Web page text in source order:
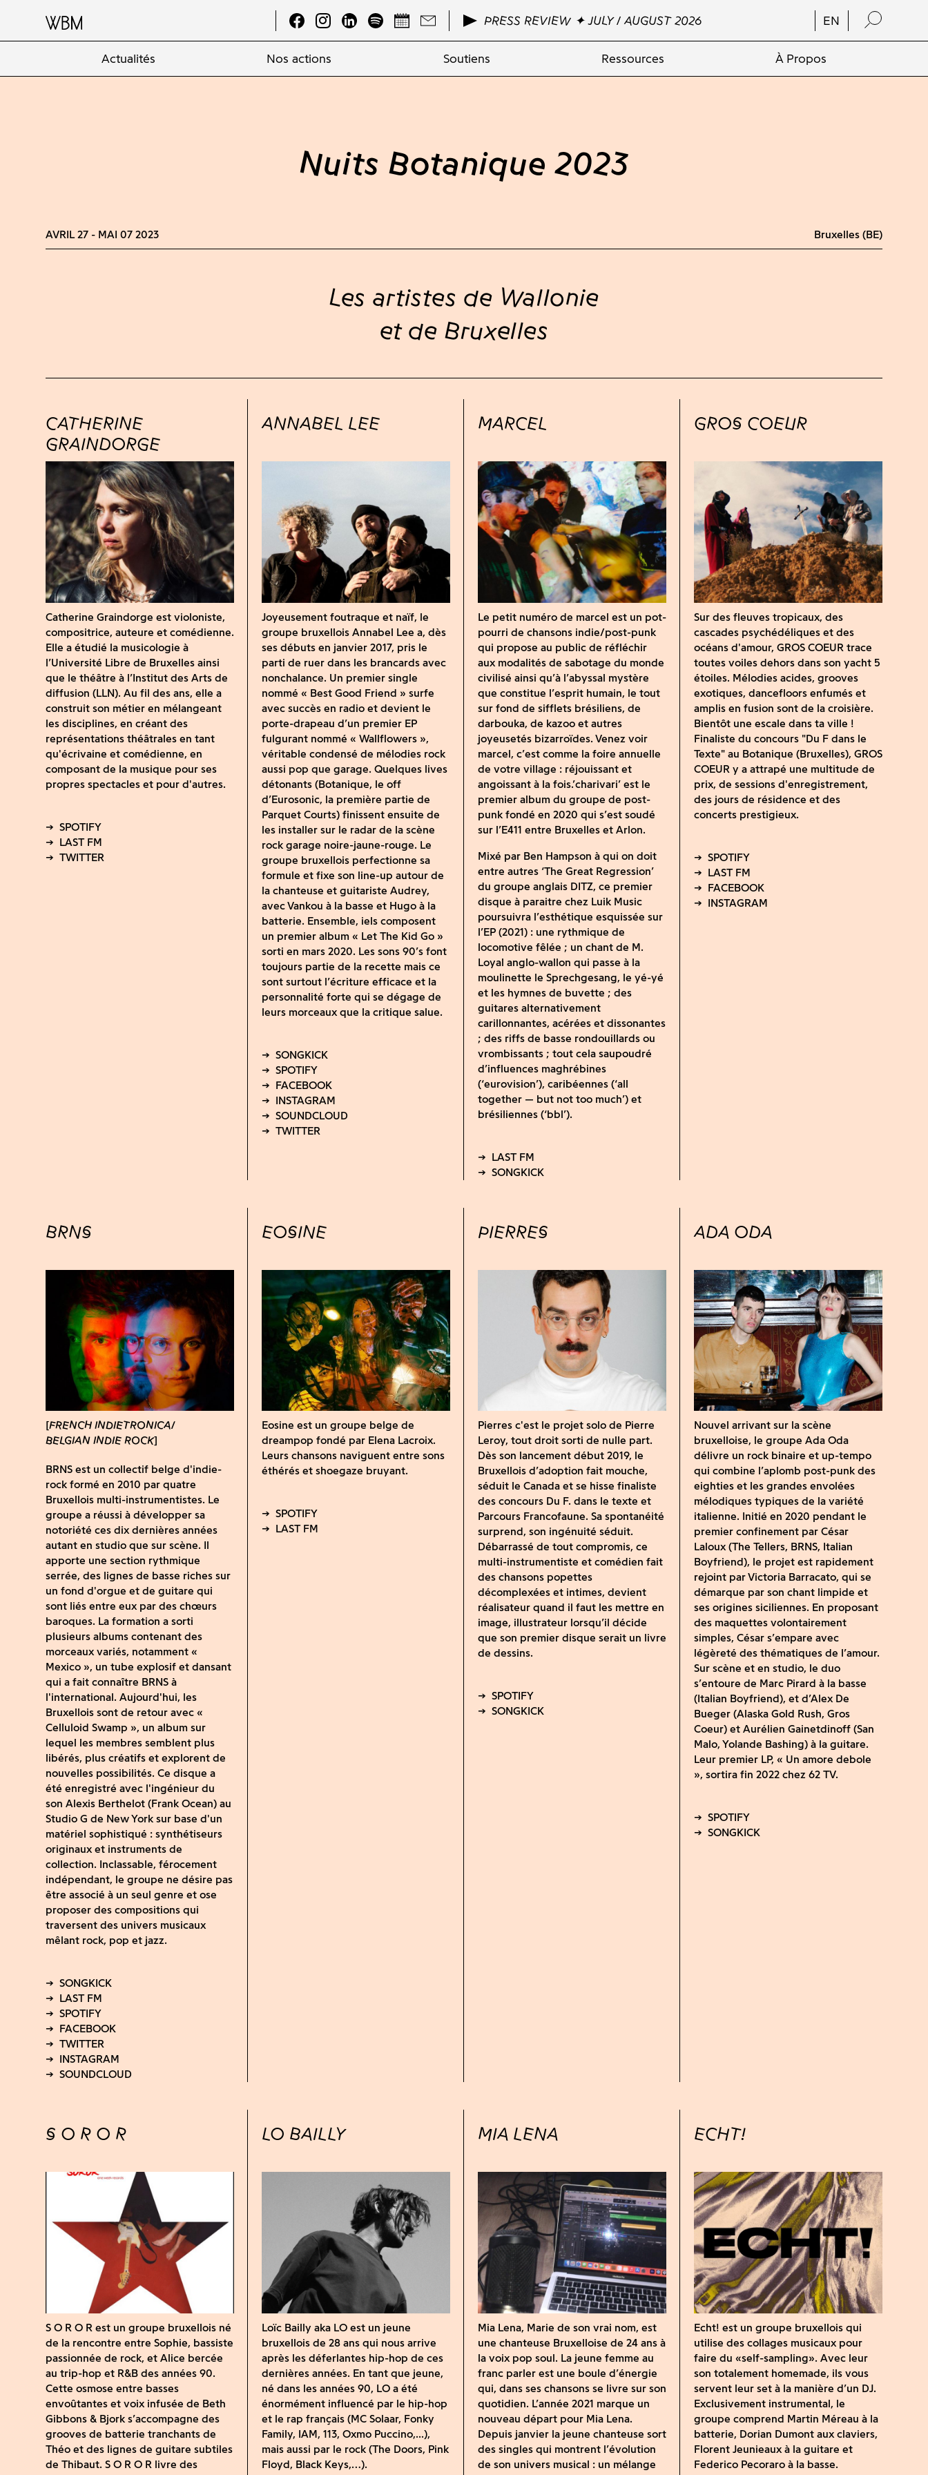
PRESS REVIEW ✦ JULY / AUGUST 2026 EN
Actualités Nos actions Soutiens Ressources À Propos
Nuits Botanique 2023
AVRIL 27 - MAI 07 2023 Bruxelles (BE)
Les artistes de Wallonie
et de Bruxelles
CATHERINE
GRAINDORGE
Catherine Graindorge est violoniste,
compositrice, auteure et comédienne.
Elle a étudié la musicologie à
l’Université Libre de Bruxelles ainsi
que le théâtre à l’Institut des Arts de
diffusion (LLN). Au fil des ans, elle a
construit son métier en mélangeant
les disciplines, en créant des
représentations théâtrales en tant
qu'écrivaine et comédienne, en
composant de la musique pour ses
propres spectacles et pour d'autres.
ANNABEL LEE
Joyeusement foutraque et naïf, le
groupe bruxellois Annabel Lee a, dès
ses débuts en janvier 2017, pris le
parti de ruer dans les brancards avec
nonchalance. Un premier single
nommé « Best Good Friend » surfe
avec succès en radio et devient le
porte-drapeau d’un premier EP
fulgurant nommé « Wallflowers »,
véritable condensé de mélodies rock
aussi pop que garage. Quelques lives
détonants (Botanique, le off
d’Eurosonic, la première partie de
Parquet Courts) finissent ensuite de
les installer sur le radar de la scène
rock garage noire-jaune-rouge. Le
groupe bruxellois perfectionne sa
formule et fixe son line-up autour de
la chanteuse et guitariste Audrey,
avec Vankou à la basse et Hugo à la
batterie. Ensemble, iels composent
un premier album « Let The Kid Go »
sorti en mars 2020. Les sons 90’s font
toujours partie de la recette mais ce
sont surtout l’écriture efficace et la
personnalité forte qui se dégage de
leurs morceaux que la critique salue.
MARCEL
Le petit numéro de marcel est un pot-
pourri de chansons indie/post-punk
qui propose au public de réfléchir
aux modalités de sabotage du monde
civilisé ainsi qu’à l’abyssal mystère
que constitue l’esprit humain, le tout
sur fond de sifflets brésiliens, de
darbouka, de kazoo et autres
joyeusetés bizarroïdes. Venez voir
marcel, c’est comme la foire annuelle
de votre village : réjouissant et
angoissant à la fois.’charivari’ est le
premier album du groupe de post-
punk fondé en 2020 qui s’est soudé
sur l’E411 entre Bruxelles et Arlon.
Mixé par Ben Hampson à qui on doit
entre autres ‘The Great Regression’
du groupe anglais DITZ, ce premier
disque à paraitre chez Luik Music
poursuivra l’esthétique esquissée sur
l’EP (2021) : une rythmique de
locomotive fêlée ; un chant de M.
Loyal anglo-wallon qui passe à la
moulinette le Sprechgesang, le yé-yé
et les hymnes de buvette ; des
guitares alternativement
carillonnantes, acérées et dissonantes
; des riffs de basse rondouillards ou
vrombissants ; tout cela saupoudré
d’influences maghrébines
(‘eurovision’), caribéennes (‘all
together — but not too much’) et
brésiliennes (‘bbl’).
GROS COEUR
Sur des fleuves tropicaux, des
cascades psychédéliques et des
océans d'amour, GROS COEUR trace
toutes voiles dehors dans son yacht 5
étoiles. Mélodies acides, grooves
exotiques, dancefloors enfumés et
amplis en fusion sont de la croisière.
Bientôt une escale dans ta ville !
Finaliste du concours "Du F dans le
Texte" au Botanique (Bruxelles), GROS
COEUR y a attrapé une multitude de
prix, de sessions d'enregistrement,
des jours de résidence et des
concerts prestigieux.
BRNS
FRENCH INDIETRONICA
BELGIAN INDIE ROCK
BRNS est un collectif belge d'indie-
rock formé en 2010 par quatre
Bruxellois multi-instrumentistes. Le
groupe a réussi à développer sa
notoriété ces dix dernières années
autant en studio que sur scène. Il
apporte une section rythmique
serrée, des lignes de basse riches sur
un fond d'orgue et de guitare qui
sont liés entre eux par des chœurs
baroques. La formation a sorti
plusieurs albums contenant des
morceaux variés, notamment «
Mexico », un tube explosif et dansant
qui a fait connaître BRNS à
l'international. Aujourd'hui, les
Bruxellois sont de retour avec «
Celluloid Swamp », un album sur
lequel les membres semblent plus
libérés, plus créatifs et explorent de
nouvelles possibilités. Ce disque a
été enregistré avec l'ingénieur du
son Alexis Berthelot (Frank Ocean) au
Studio G de New York sur base d'un
matériel sophistiqué : synthétiseurs
originaux et instruments de
collection. Inclassable, férocement
indépendant, le groupe ne désire pas
être associé à un seul genre et ose
proposer des compositions qui
traversent des univers musicaux
mêlant rock, pop et jazz.
EOSINE
Eosine est un groupe belge de
dreampop fondé par Elena Lacroix.
Leurs chansons naviguent entre sons
éthérés et shoegaze bruyant.
PIERRES
Pierres c'est le projet solo de Pierre
Leroy, tout droit sorti de nulle part.
Dès son lancement début 2019, le
Bruxellois d’adoption fait mouche,
séduit le Canada et se hisse finaliste
des concours Du F. dans le texte et
Parcours Francofaune. Sa spontanéité
surprend, son ingénuité séduit.
Débarrassé de tout compromis, ce
multi-instrumentiste et comédien fait
des chansons popettes
décomplexées et intimes, devient
réalisateur quand il faut les mettre en
image, illustrateur lorsqu’il décide
que son premier disque serait un livre
de dessins.
ADA ODA
Nouvel arrivant sur la scène
bruxelloise, le groupe Ada Oda
délivre un rock binaire et up-tempo
qui combine l’aplomb post-punk des
eighties et les grandes envolées
mélodiques typiques de la variété
italienne. Initié en 2020 pendant le
premier confinement par César
Laloux (The Tellers, BRNS, Italian
Boyfriend), le projet est rapidement
rejoint par Victoria Barracato, qui se
démarque par son chant limpide et
ses origines siciliennes. En proposant
des maquettes volontairement
simples, César s’empare avec
légèreté des thématiques de l’amour.
Sur scène et en studio, le duo
s’entoure de Marc Pirard à la basse
(Italian Boyfriend), et d’Alex De
Bueger (Alaska Gold Rush, Gros
Coeur) et Aurélien Gainetdinoff (San
Malo, Yolande Bashing) à la guitare.
Leur premier LP, « Un amore debole
», sortira fin 2022 chez 62 TV.
S O R O R
S O R O R est un groupe bruxellois né
de la rencontre entre Sophie, bassiste
passionnée de rock, et Alice bercée
au trip-hop et R&B des années 90.
Cette osmose entre basses
envoûtantes et voix infusée de Beth
Gibbons & Bjork s’accompagne des
grooves de batterie tranchants de
Théo et des lignes de guitare subtiles
de Thibaut. S O R O R livre des
LO BAILLY
Loïc Bailly aka LO est un jeune
bruxellois de 28 ans qui nous arrive
après les déferlantes hip-hop de ces
dernières années. En tant que jeune,
né dans les années 90, LO a été
énormément influencé par le hip-hop
et le rap français (MC Solaar, Fonky
Family, IAM, 113, Oxmo Puccino,...),
mais aussi par le rock (The Doors, Pink
Floyd, Black Keys,…).
MIA LENA
Mia Lena, Marie de son vrai nom, est
une chanteuse Bruxelloise de 24 ans à
la voix pop soul. La jeune femme au
franc parler est une boule d’énergie
qui, dans ses chansons se livre sur son
quotidien. L’année 2021 marque un
nouveau départ pour Mia Lena.
Depuis janvier la jeune chanteuse sort
des singles qui montrent l’évolution
de son univers musical : un mélange
ECHT!
Echt! est un groupe bruxellois qui
utilise des collages musicaux pour
faire du «self-sampling». Avec leur
son totalement homemade, ils vous
servent leur set à la manière d’un DJ.
Exclusivement instrumental, le
groupe comprend Martin Méreau à la
batterie, Dorian Dumont aux claviers,
Florent Jeunieaux à la guitare et
Federico Pecoraro à la basse.